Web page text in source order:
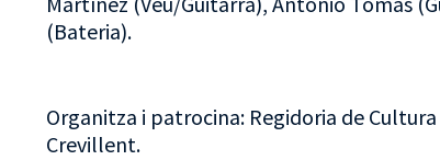
(Bateria).
Organitza i patrocina: Regidoria de Cultura
Crevillent.